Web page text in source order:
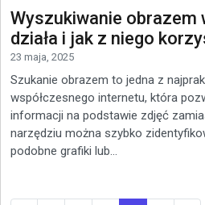
Wyszukiwanie obrazem
działa i jak z niego
23 maja, 2025
Szukanie obrazem to jedna z
współczesnego internetu, która
informacji na podstawie zdjęć
narzędziu można szybko
podobne grafiki lub...